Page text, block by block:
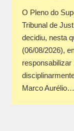
O Pleno do
Tribunal de
decidiu, nesta
(06/08/2026),
responsabilizar
Marco Aurélio…